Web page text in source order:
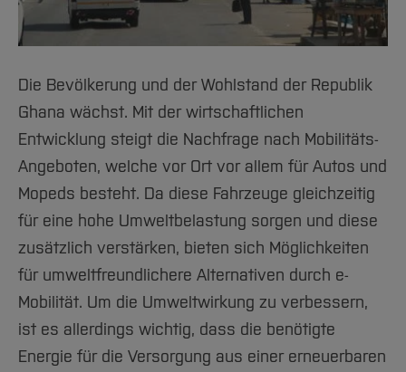
Arbeiten im FB G
Forschung und Projekte
Service
Studiengänge
Aktuelles
Studium
Fachgruppen
Forschung und Entwicklung
International
Team
Service
Amtliche Bekanntmachungen
Notfall-Infos
Familiengerechte Hochschule
Gleichstellung
Diskriminierungsfreie Hochschule
Vertretungen
Wahlen
Hochschulbibliothek
Hochschulkommunikation
International Office
Medienzentrum
qed-Stiftung
Zentrale Studienberatung
Die Bevölkerung und der Wohlstand der Republik
Ghana wächst. Mit der wirtschaftlichen
Entwicklung steigt die Nachfrage nach Mobilitäts-
Angeboten, welche vor Ort vor allem für Autos und
Mopeds besteht. Da diese Fahrzeuge gleichzeitig
für eine hohe Umweltbelastung sorgen und diese
zusätzlich verstärken, bieten sich Möglichkeiten
für umweltfreundlichere Alternativen durch e-
Mobilität. Um die Umweltwirkung zu verbessern,
ist es allerdings wichtig, dass die benötigte
Energie für die Versorgung aus einer erneuerbaren